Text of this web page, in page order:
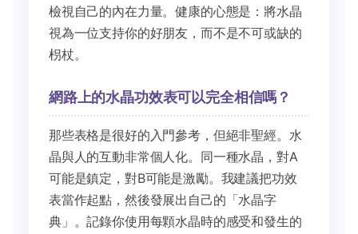
檢視自己的內在力量。健康的心態是：將水晶
視為一位支持你的好朋友，而不是不可或缺的
枴杖。
網路上的水晶功效表可以完全相信嗎？
那些表格是很好的入門參考，但絕非聖經。水
晶與人的互動非常個人化。同一種水晶，對A
可能是鎮定，對B可能是激勵。我建議把功效
表當作起點，然後發展出自己的「水晶字
典」。記錄你使用每顆水晶時的感受和發生的